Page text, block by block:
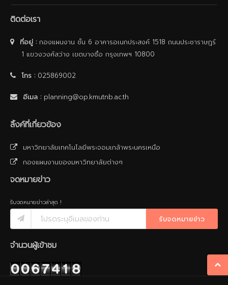
ติดต่อเรา
ที่อยู่ :กองแผนงาน ชั้น 6 อาคารอเนกประสงค์ 1518 ถนนประชาราษฎร์
1 แขวงวงศ์สว่าง เขตบางซื่อ กรุงเทพฯ 10800
โทร :025869002
อีเมล : planning@op.kmutnb.ac.th
ลิ้งค์ที่เกี่ยวข้อง
มหาวิทยาลัยเทคโนโลยีพระจอมเกล้าพระนครเหนือ
กองแผนงานของมหาวิทยาลัยต่างๆ
จดหมายข่าว
รับจดหมายข่าวล่าสุด !
รับจดหมายข่าว
จำนวนผู้เข้าชม